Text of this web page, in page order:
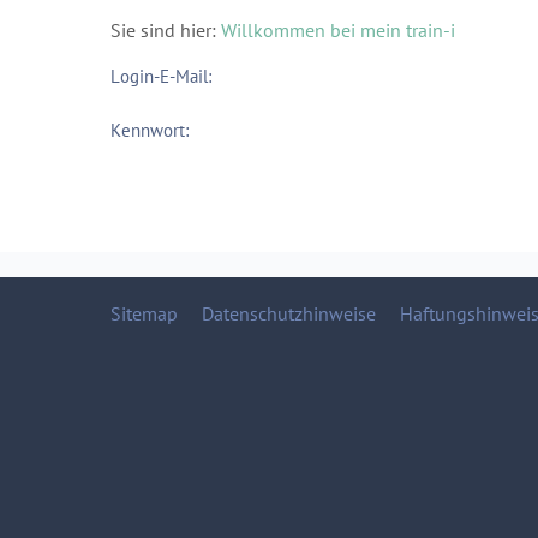
Sie sind hier: Willkommen bei mein train-i
Login-E-Mail:
Kennwort:
Sitemap Datenschutzhinweise Haftungshinweis